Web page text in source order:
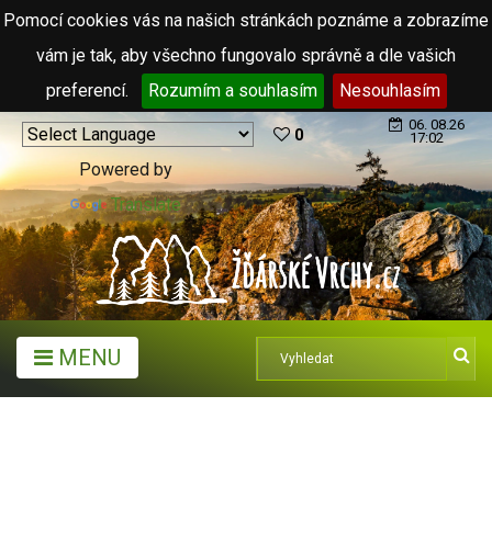
Pomocí cookies vás na našich stránkách poznáme a zobrazíme
vám je tak, aby všechno fungovalo správně a dle vašich
preferencí.
Rozumím a souhlasím Nesouhlasím
Powered by
Translate
0
06. 08.26
17:02
MENU